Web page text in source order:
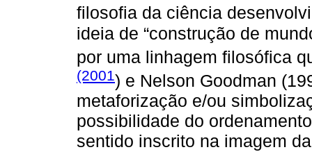
filosofia da ciência
ideia de “construção de
por uma linhagem filosófica
(2001) e Nelson Goodman
metaforização e/ou
possibilidade do
sentido inscrito na imagem